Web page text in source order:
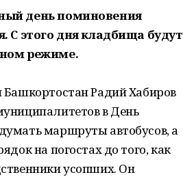
день поминовения
С этого дня кладбища будут
режиме.
Башкортостан Радий Хабиров
в День
маршруты автобусов, а
на погостах до того, как
усопших. Он